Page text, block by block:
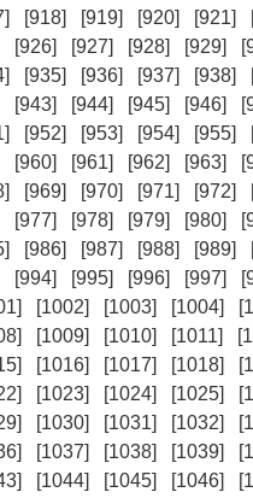
[918] [919] [920] [921]
[926] [927] [928] [929]
[935] [936] [937] [938]
[943] [944] [945] [946]
[952] [953] [954] [955]
[960] [961] [962] [963]
[969] [970] [971] [972]
[977] [978] [979] [980]
[986] [987] [988] [989]
[994] [995] [996] [997]
[1002] [1003] [1004]
[1009] [1010] [1011]
[1016] [1017] [1018]
[1023] [1024] [1025]
[1030] [1031] [1032]
[1037] [1038] [1039]
[1044] [1045] [1046]